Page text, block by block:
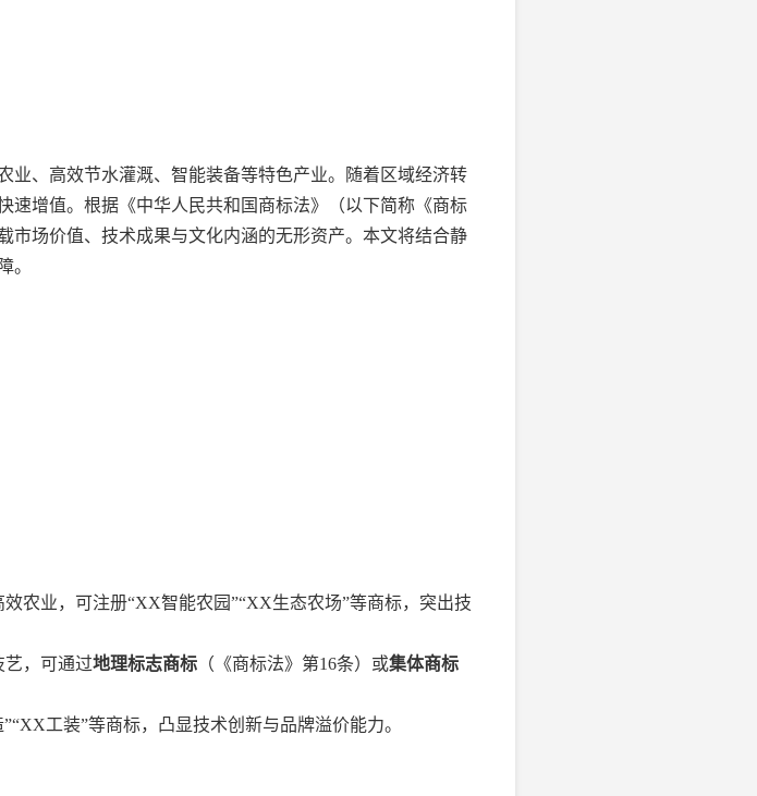
业、高效节水灌溉、智能装备等特色产业。随着区域经济转
速增值。根据《中华人民共和国商标法》（以下简称《商标
市场价值、技术成果与文化内涵的无形资产。本文将结合静
。
农业，可注册“XX智能农园”“XX生态农场”等商标，突出技
艺，可通过地理标志商标 （《商标法》第16条）或集体商标
工装”等商标，凸显技术创新与品牌溢价能力。